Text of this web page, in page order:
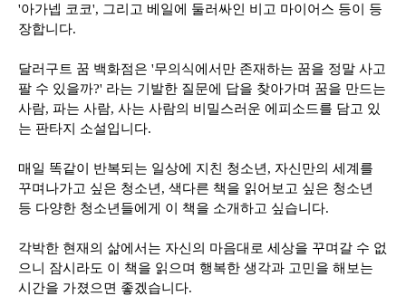
'아가넵 코코', 그리고 베일에 둘러싸인 비고 마이어스 등이 등
장합니다.
달러구트 꿈 백화점은 '무의식에서만 존재하는 꿈을 정말 사고
팔 수 있을까?' 라는 기발한 질문에 답을 찾아가며 꿈을 만드는
사람, 파는 사람, 사는 사람의 비밀스러운 에피소드를 담고 있
는 판타지 소설입니다.
매일 똑같이 반복되는 일상에 지친 청소년, 자신만의 세계를
꾸며나가고 싶은 청소년, 색다른 책을 읽어보고 싶은 청소년
등 다양한 청소년들에게 이 책을 소개하고 싶습니다.
각박한 현재의 삶에서는 자신의 마음대로 세상을 꾸며갈 수 없
으니 잠시라도 이 책을 읽으며 행복한 생각과 고민을 해보는
시간을 가졌으면 좋겠습니다.